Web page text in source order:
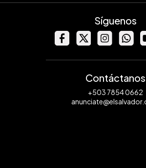
Síguenos
Contáctanos
+503 7854 0662